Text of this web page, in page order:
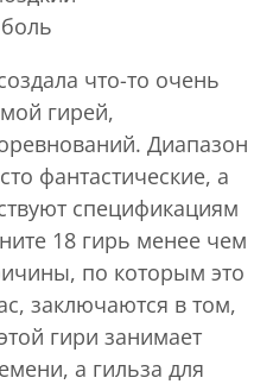
что-то очень
гирей,
Диапазон
фантастические, а
спецификациям
18 гирь менее чем
по которым это
заключаются в том,
гири занимает
а гильза для